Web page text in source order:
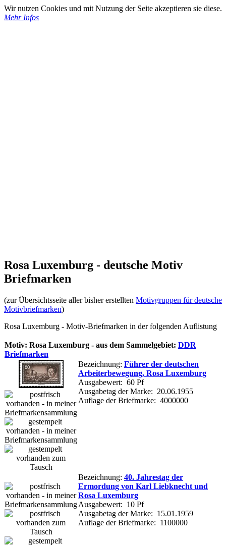
Wir nutzen Cookies und mit Nutzung der Seite akzeptieren sie diese.
Mehr Infos
Rosa Luxemburg - deutsche Motiv
Briefmarken
(zur Übersichtsseite aller bisher erstellten Motivgruppen für deutsche
Motivbriefmarken)
Rosa Luxemburg - Motiv-Briefmarken in der folgenden Auflistung
Motiv: Rosa Luxemburg - aus dem Sammelgebiet: DDR
Briefmarken
Bezeichnung: Führer der deutschen
Arbeiterbewegung, Rosa Luxemburg
Ausgabewert: 60 Pf
Ausgabetag der Marke: 20.06.1955
Auflage der Briefmarke: 4000000
Bezeichnung: 40. Jahrestag der
Ermordung von Karl Liebknecht und
Rosa Luxemburg
Ausgabewert: 10 Pf
Ausgabetag der Marke: 15.01.1959
Auflage der Briefmarke: 1100000